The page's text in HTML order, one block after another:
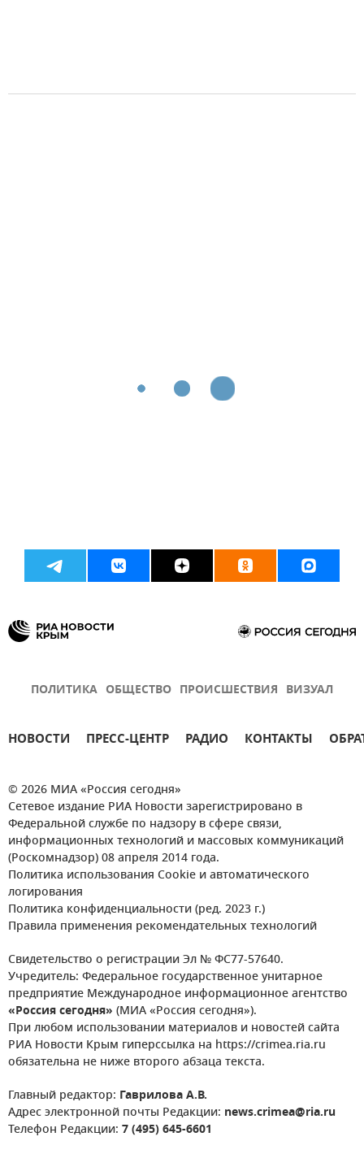
ПОЛИТИКА ОБЩЕСТВО ПРОИСШЕСТВИЯ ВИЗУАЛ
НОВОСТИ ПРЕСС-ЦЕНТР РАДИО КОНТАКТЫ
© 2026 МИА «Россия сегодня»
Сетевое издание РИА Новости зарегистрировано в
Федеральной службе по надзору в сфере связи,
информационных технологий и массовых коммуникаций
(Роскомнадзор) 08 апреля 2014 года.
Политика использования Cookie и автоматического
логирования
Политика конфиденциальности (ред. 2023 г.)
Правила применения рекомендательных технологий
Свидетельство о регистрации Эл № ФС77-57640.
Учредитель: Федеральное государственное унитарное
предприятие Международное информационное агентство
«Россия сегодня» (МИА «Россия сегодня»).
При любом использовании материалов и новостей сайта
РИА Новости Крым гиперссылка на https://crimea.ria.ru
обязательна не ниже второго абзаца текста.
Главный редактор: Гаврилова А.В.
Адрес электронной почты Редакции: news.crimea@ria.ru
Телефон Редакции: 7 (495) 645-6601